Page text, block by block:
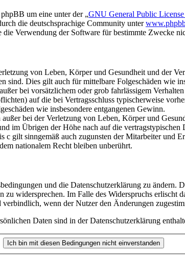
um eine unter der „GNU General Public
die deutschsprachige Community unter
Verwendung der Software für bestimmte Zwecke
von Leben, Körper und Gesundheit und der
sind. Dies gilt auch für mittelbare Folgeschäden wie
bei vorsätzlichem oder grob fahrlässigem
auf die bei Vertragsschluss typischerweise
wie insbesondere entgangenen Gewinn.
bei der Verletzung von Leben, Körper und
im Übrigen der Höhe nach auf die
c gilt sinngemäß auch zugunsten der Mitarbeiter und
nationalem Recht bleiben unberührt.
und die Datenschutzerklärung zu
widersprechen. Im Falle des Widerspruchs
wenn der Nutzer den Änderungen
Daten sind in der Datenschutzerklärung